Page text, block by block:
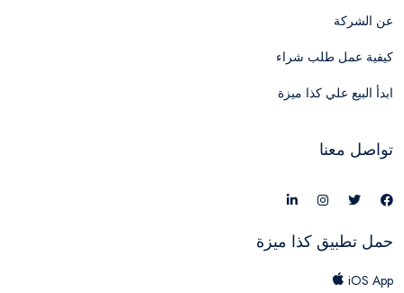
عن الشركة
كيفية عمل طلب شراء
ابدأ البيع علي كذا ميزة
تواصل معنا
حمل تطبيق كذا ميزة
iOS App